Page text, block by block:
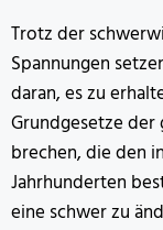
Trotz der
Spannungen
daran, es zu
Grundgesetze der
brechen, die den
Jahrhunderten
eine schwer zu